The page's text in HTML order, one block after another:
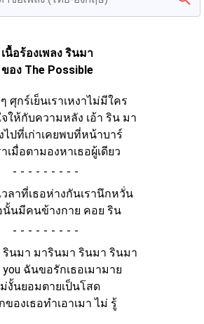
เนื้อร้องเพลง รินมา
ของ The Possible
ศุกร์เย็นเราเหงาไม่มีใคร
จให้กับความหลัง เอ้า ริน มา
ไปที่เก่าเคยพบที่หน้าบาร์
เมื่อตามองหาเธอผู้เดียว
-
วลาที่เธอห่างกันเรานึกหวั่น
นั้นมีคนข้างกาย คอย ริน
-
รินมา มารินมา รินมา รินมา
you ฉันขอรักเธอเมามาย
งั้นยอมตายเป็นโสด
องเธอทำเอาเมา ไม่ รู้